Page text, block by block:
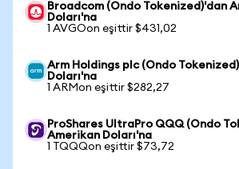
Broadcom (Ondo Tokenized)'dan
Doları'na
1 AVGOon eşittir $431,02
Arm Holdings plc (Ondo
Doları'na
1 ARMon eşittir $282,27
ProShares UltraPro QQQ (Ondo
Amerikan Doları'na
1 TQQQon eşittir $73,72